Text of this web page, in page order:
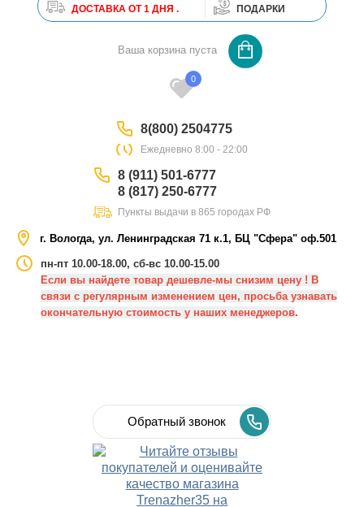
ДОСТАВКА ОТ 1 ДНЯ . ПОДАРКИ
0
Ваша корзина пуста
0
г. Вологда, ул. Ленинградская 71 к.1, БЦ "Сфера" оф.501
пн-пт 10.00-18.00, сб-вс 10.00-15.00
Если вы найдете товар дешевле-мы снизим цену ! В
связи с регулярным изменением цен, просьба узнавать
окончательную стоимость у наших менеджеров.
8(800) 2504775
Eжедневно 8:00 - 22:00
8 (911) 501-6777
8 (817) 250-6777
Пункты выдачи в 865 городах РФ
Обратный звонок